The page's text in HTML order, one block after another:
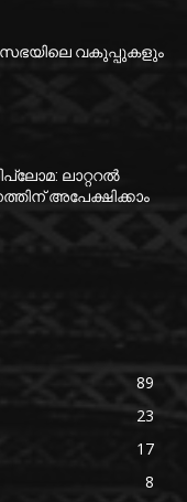
വകുപ്പുകളും
ലാറ്ററൽ
അപേക്ഷിക്കാം
89
23
17
8